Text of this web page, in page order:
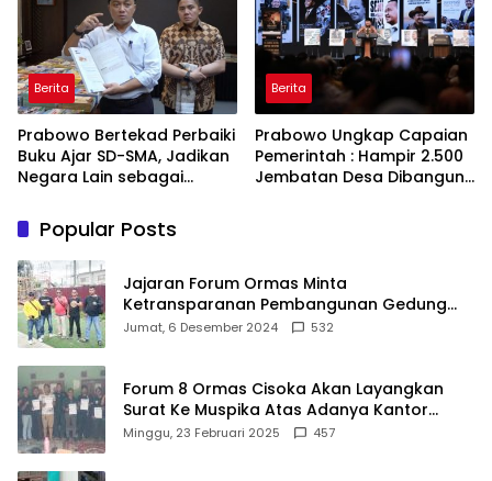
Berita
Prabowo Bertekad Perbaiki
Buku Ajar SD-SMA, Jadikan
Negara Lain sebagai
Berita
Prabowo Ungkap Capaian
Pemerintah : Hampir 2.500
Jembatan Desa Dibangun,
Popular Posts
Jajaran Forum Ormas Minta
Ketransparanan Pembangunan Gedung
Damkar Di Kecamatan Cisoka
Jumat, 6 Desember 2024 532
Forum 8 Ormas Cisoka Akan Layangkan
Surat Ke Muspika Atas Adanya Kantor
Matel di Cisoka
Minggu, 23 Februari 2025 457